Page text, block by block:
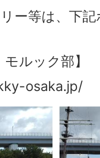
ー等は、下
ルック部】
osaka.jp/